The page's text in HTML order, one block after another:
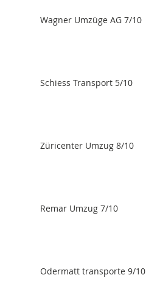
Wagner Umzüge AG 7/10
Schiess Transport 5/10
Züricenter Umzug 8/10
Remar Umzug 7/10
Odermatt transporte 9/10